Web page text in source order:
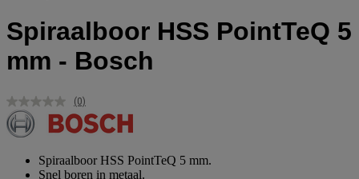
Spiraalboor HSS PointTeQ 5
mm - Bosch
Geen
scorewaarde.
Dezelfde
(0)
Spiraalboor HSS PointTeQ 5 mm.
Snel boren in metaal.